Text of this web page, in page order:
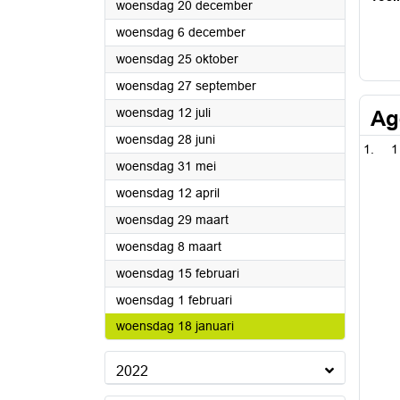
woensdag 20 december2023
woensdag 6 december2023
woensdag 25 oktober2023
woensdag 27 september2023
woensdag 12 juli2023
woensdag 28 juni2023
woensdag 31 mei2023
woensdag 12 april2023
woensdag 29 maart2023
woensdag 8 maart2023
woensdag 15 februari2023
woensdag 1 februari2023
woensdag 18 januari2023
2022
1